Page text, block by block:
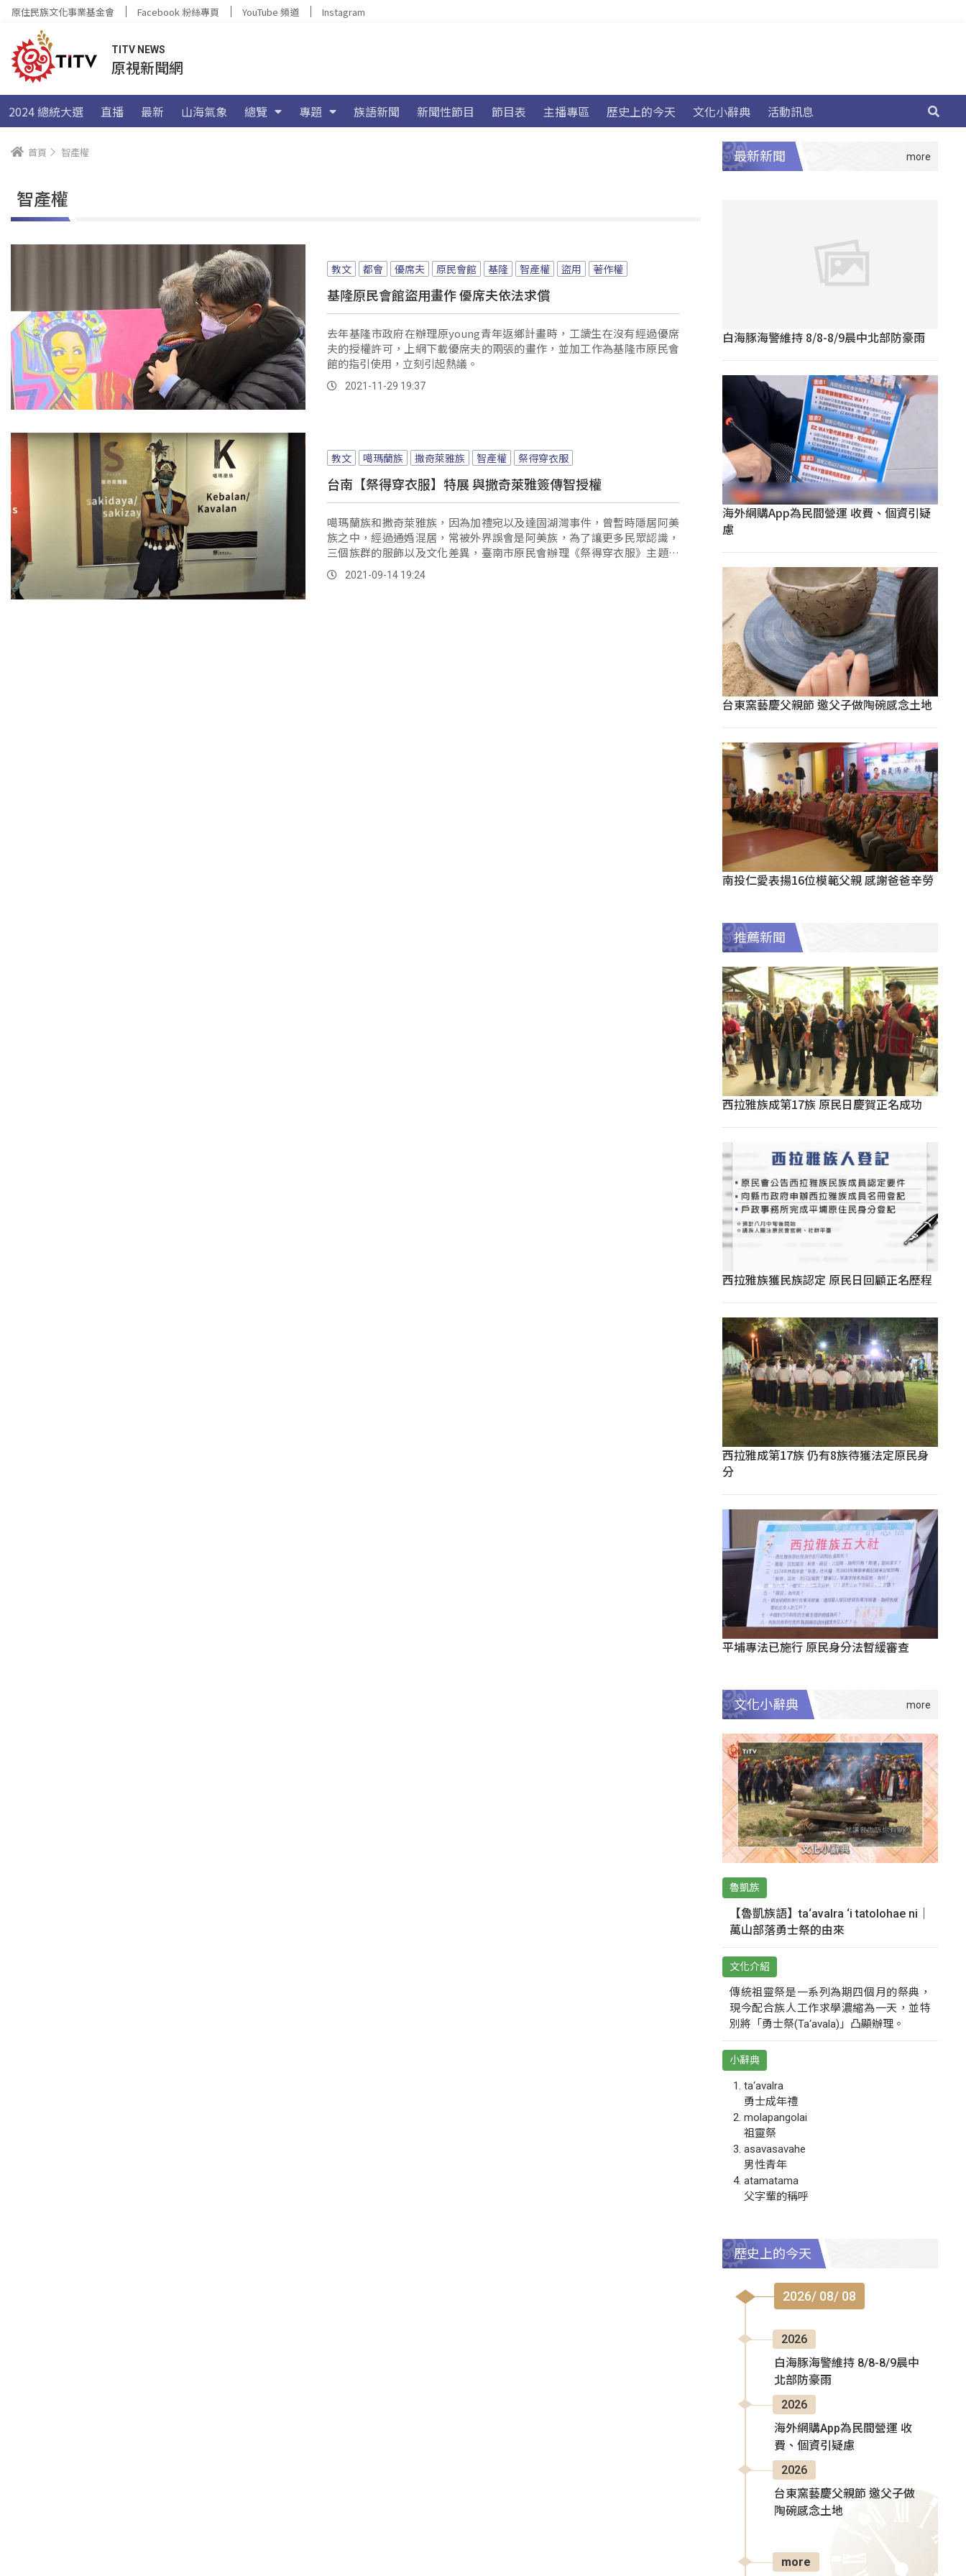
原住民族文化事業基金會 Facebook 粉絲專頁 YouTube 頻道 Instagram
TITV NEWS
原視新聞網
2024 總統大選 直播 最新 山海氣象 總覽 專題 族語新聞 新聞性節目 節目表 主播專區 歷史上的今天 文化小辭典 活動訊息
首頁 智產權
智產權
教文 都會 優席夫 原民會館 基隆 智產權 盜用 著作權
基隆原民會館盜用畫作 優席夫依法求償
去年基隆市政府在辦理原young青年返鄉計畫時，工讀生在沒有經過優席
夫的授權許可，上網下載優席夫的兩張的畫作，並加工作為基隆市原民會
館的指引使用，立刻引起熱議。
2021-11-29 19:37
教文 噶瑪蘭族 撒奇萊雅族 智產權 祭得穿衣服
台南【祭得穿衣服】特展 與撒奇萊雅簽傳智授權
噶瑪蘭族和撒奇萊雅族，因為加禮宛以及達固湖灣事件，曾暫時隱居阿美
族之中，經過通婚混居，常被外界誤會是阿美族，為了讓更多民眾認識，
三個族群的服飾以及文化差異，臺南市原民會辦理《祭得穿衣服》主題特
展。2021-09-14 19:24
最新新聞
白海豚海警維持 8/8-8/9晨中北部防豪雨
海外網購App為民間營運 收費、個資引疑
慮
台東窯藝慶父親節 邀父子做陶碗感念土地
南投仁愛表揚16位模範父親 感謝爸爸辛勞
推薦新聞
西拉雅族成第17族 原民日慶賀正名成功
西拉雅族獲民族認定 原民日回顧正名歷程
西拉雅成第17族 仍有8族待獲法定原民身
分
平埔專法已施行 原民身分法暫緩審查
文化小辭典
魯凱族
【魯凱族語】ta‘avalra ‘i tatolohae ni｜
萬山部落勇士祭的由來
文化介紹
傳統祖靈祭是一系列為期四個月的祭典，
現今配合族人工作求學濃縮為一天，並特
別將「勇士祭(Ta‘avala)」凸顯辦理。
小辭典
ta‘avalra
勇士成年禮
molapangolai
祖靈祭
asavasavahe
男性青年
atamatama
父字輩的稱呼
歷史上的今天
2026/ 08/ 08
2026
白海豚海警維持 8/8-8/9晨中
北部防豪雨
2026
海外網購App為民間營運 收
費、個資引疑慮
2026
台東窯藝慶父親節 邀父子做
陶碗感念土地
more